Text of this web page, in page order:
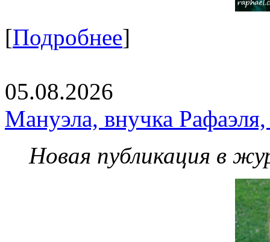
[Подробнее]
05.08.2026
Мануэла, внучка
Новая публикация в